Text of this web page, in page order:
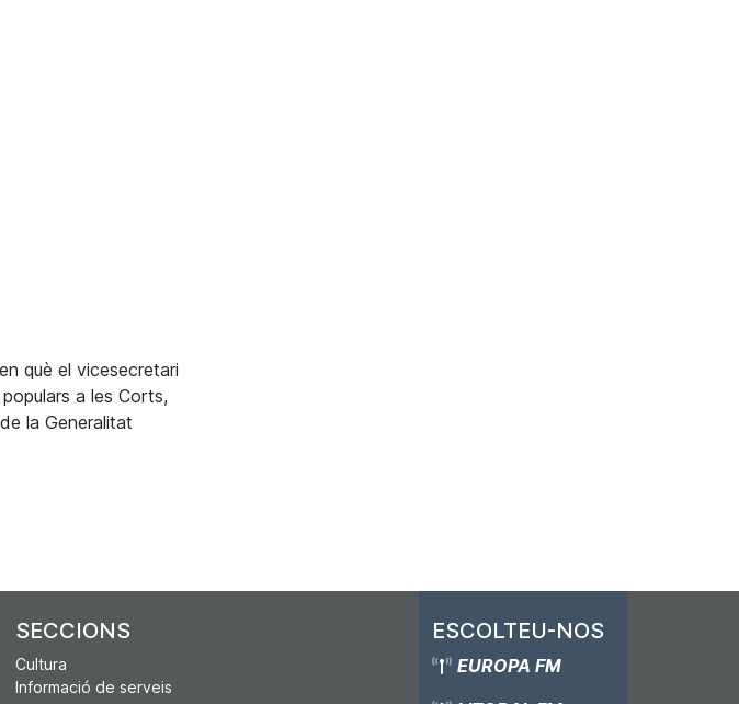
què el vicesecretari
a les Corts,
la Generalitat
SECCIONS
Cultura
Informació de serveis
ESCOLTEU-NOS
EUROPA FM